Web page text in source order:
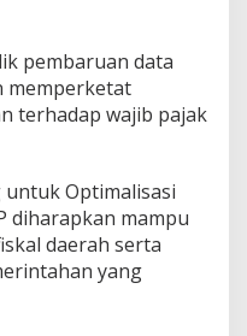
pembaruan data
memperketat
terhadap wajib pajak
Optimalisasi
diharapkan mampu
daerah serta
yang